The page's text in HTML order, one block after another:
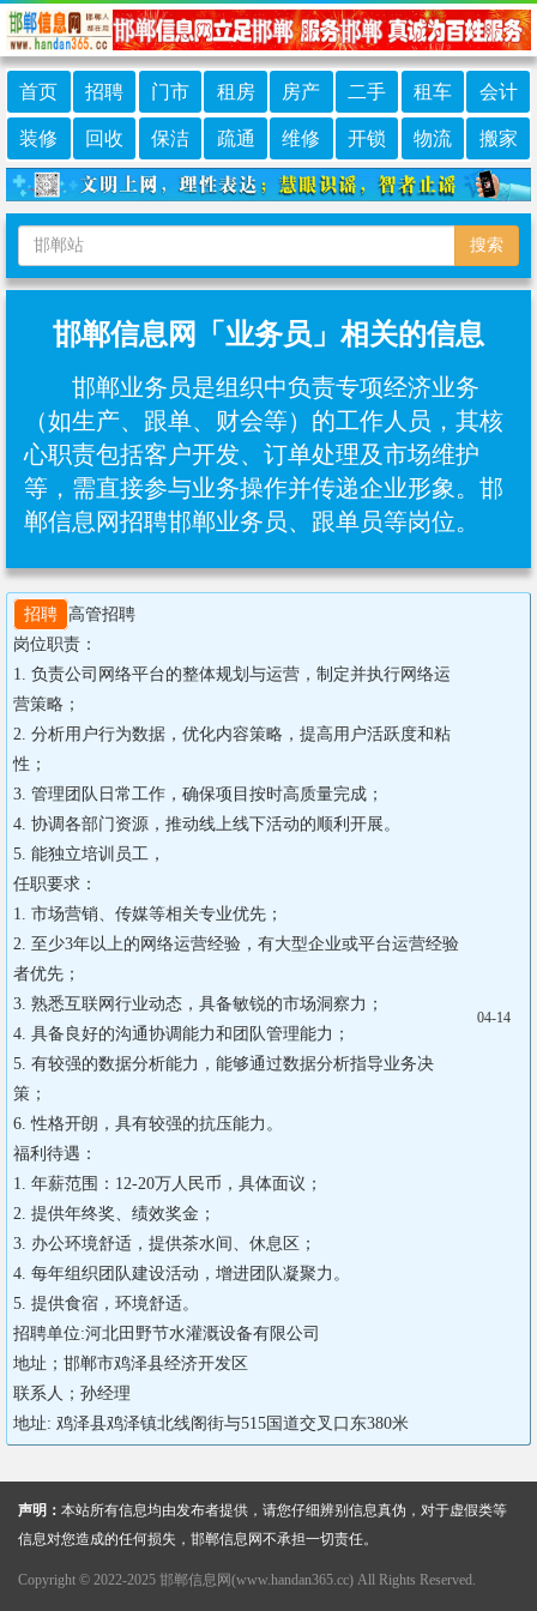
首页 招聘 门市 租房 房产 二手 租车 会计
装修 回收 保洁 疏通 维修 开锁 物流 搬家
搜索
邯郸信息网「业务员」相关的信息
邯郸业务员是组织中负责专项经济业务
（如生产、跟单、财会等）的工作人员，其核
心职责包括客户开发、订单处理及市场维护
等，需直接参与业务操作并传递企业形象。邯
郸信息网招聘邯郸业务员、跟单员等岗位。
招聘 高管招聘
岗位职责：
1. 负责公司网络平台的整体规划与运营，制定并执行网络运
营策略；
2. 分析用户行为数据，优化内容策略，提高用户活跃度和粘
性；
3. 管理团队日常工作，确保项目按时高质量完成；
4. 协调各部门资源，推动线上线下活动的顺利开展。
5. 能独立培训员工，
任职要求：
1. 市场营销、传媒等相关专业优先；
2. 至少3年以上的网络运营经验，有大型企业或平台运营经验
者优先；
3. 熟悉互联网行业动态，具备敏锐的市场洞察力；
4. 具备良好的沟通协调能力和团队管理能力；
5. 有较强的数据分析能力，能够通过数据分析指导业务决
策；
6. 性格开朗，具有较强的抗压能力。
福利待遇：
1. 年薪范围：12-20万人民币，具体面议；
2. 提供年终奖、绩效奖金；
3. 办公环境舒适，提供茶水间、休息区；
4. 每年组织团队建设活动，增进团队凝聚力。
5. 提供食宿，环境舒适。
招聘单位:河北田野节水灌溉设备有限公司
地址；邯郸市鸡泽县经济开发区
联系人；孙经理
地址: 鸡泽县鸡泽镇北线阁街与515国道交叉口东380米
04-14
声明： 本站所有信息均由发布者提供，请您仔细辨别信息真伪，对于虚假类等
信息对您造成的任何损失，邯郸信息网不承担一切责任。
Copyright © 2022-2025 邯郸信息网(www.handan365.cc) All Rights Reserved.